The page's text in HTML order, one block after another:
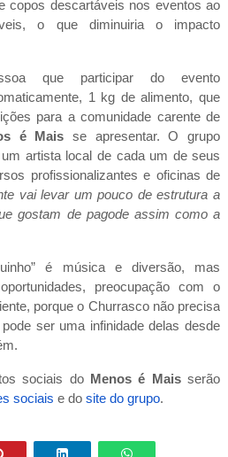
copos descartáveis nos eventos ao
o que diminuiria o impacto
que participar do evento
1 kg de alimento, que
para a comunidade carente de
é Mais se apresentar. O grupo
artista local de cada um de seus
profissionalizantes e oficinas de
vai levar um pouco de estrutura a
gostam de pagode assim como a
é música e diversão, mas
preocupação com o
porque o Churrasco não precisa
ser uma infinidade delas desde
sociais do Menos é Maisserão
sociais e do site do grupo.